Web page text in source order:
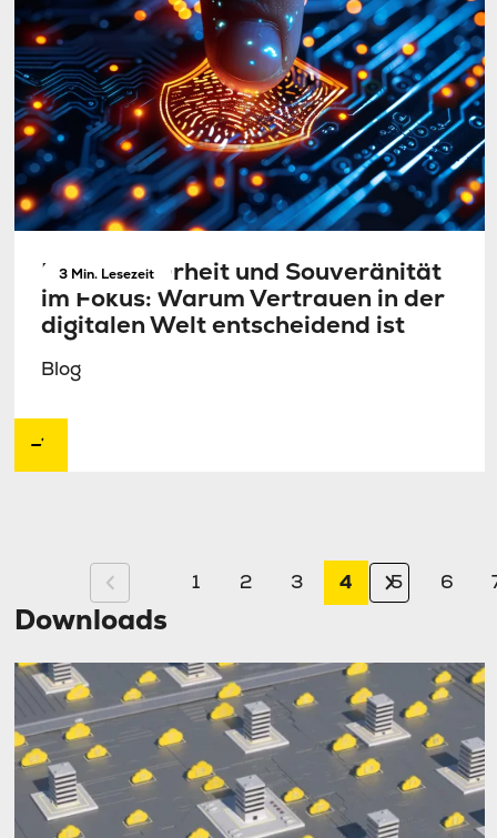
3 Min. Lesezeit
Datensicherheit und Souveränität
im Fokus: Warum Vertrauen in der
digitalen Welt entscheidend ist
Blog
1 2 3 4 5 6
Downloads